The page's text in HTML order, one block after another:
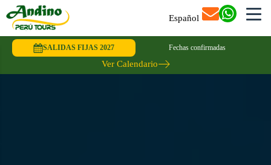
Español
SALIDAS FIJAS 2027 Fechas confirmadas
Ver Calendario